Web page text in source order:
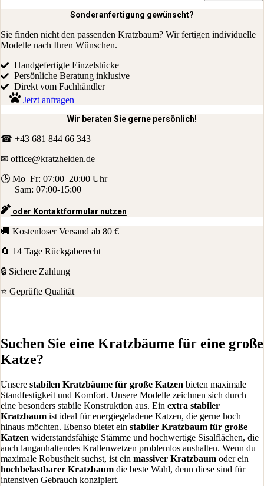
Sonderanfertigung gewünscht?
Sie finden nicht den passenden Kratzbaum? Wir fertigen individuelle
Modelle nach Ihren Wünschen.
Handgefertigte Einzelstücke
Persönliche Beratung inklusive
Direkt vom Fachhändler
Jetzt anfragen
Wir beraten Sie gerne persönlich!
☎ +43 681 844 66 343
✉ office@kratzhelden.de
🕒 Mo–Fr: 07:00–20:00 Uhr
Sam: 07:00-15:00
oder Kontaktformular nutzen
🚚 Kostenloser Versand ab 80 €
🔄 14 Tage Rückgaberecht
🔒 Sichere Zahlung
⭐ Geprüfte Qualität
Suchen Sie eine Kratzbäume für eine große
Katze?
Unsere stabilen Kratzbäume für große Katzen bieten maximale
Standfestigkeit und Komfort. Unsere Modelle zeichnen sich durch
eine besonders stabile Konstruktion aus. Ein extra stabiler
Kratzbaum ist ideal für energiegeladene Katzen, die gerne hoch
hinaus möchten. Ebenso bietet ein stabiler Kratzbaum für große
Katzen widerstandsfähige Stämme und hochwertige Sisalflächen, die
auch langanhaltendes Krallenwetzen problemlos aushalten. Wenn du
maximale Robustheit suchst, ist ein massiver Kratzbaum oder ein
hochbelastbarer Kratzbaum die beste Wahl, denn diese sind für
intensiven Gebrauch konzipiert.